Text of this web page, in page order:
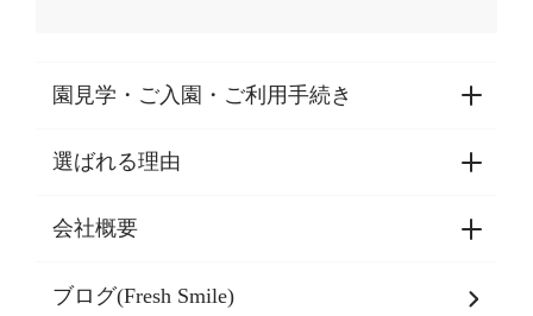
園見学・ご入園・ご利用手続き
園見学・ご入園・ご利用手続き
東京都認証保育所空き状況
選ばれる理由
選ばれる理由一覧
乳児期・幼児期・
会社概要
会社概要
ブログ(Fresh Smile)